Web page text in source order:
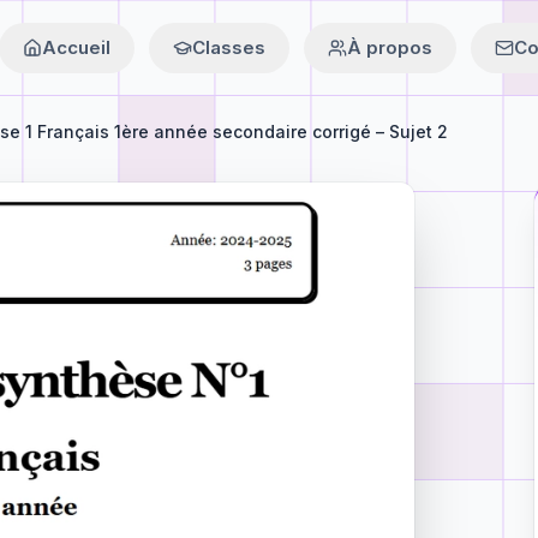
Accueil Classes À propos
1 Français 1ère année secondaire corrigé – Sujet 2